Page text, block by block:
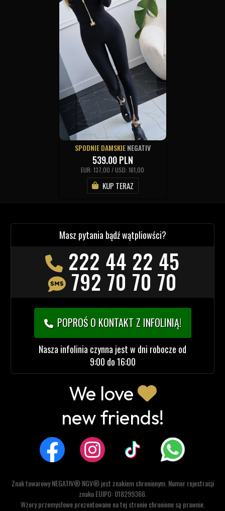
SPODNIE DAMSKIENEGATIV
539.00PLN
EUR: 137,00 / USD: 161,00
KUP TERAZ
Masz pytania bądź wątpliowści?
222 44 22 45
792 70 70 70
POPROŚ O KONTAKT Z INFOLINIĄ!
Nasza infolinia czynna jest w dni robocze od
9:00 do 16:00
We love
new friends!
Znak towarowy NEGATIV® NGV® jest znakiem chronionym. Numer rejestracji
znaku EUIPO: 018299366.
Wzory przemysłowe prezentowane na tej stronie chronione są prawnie.